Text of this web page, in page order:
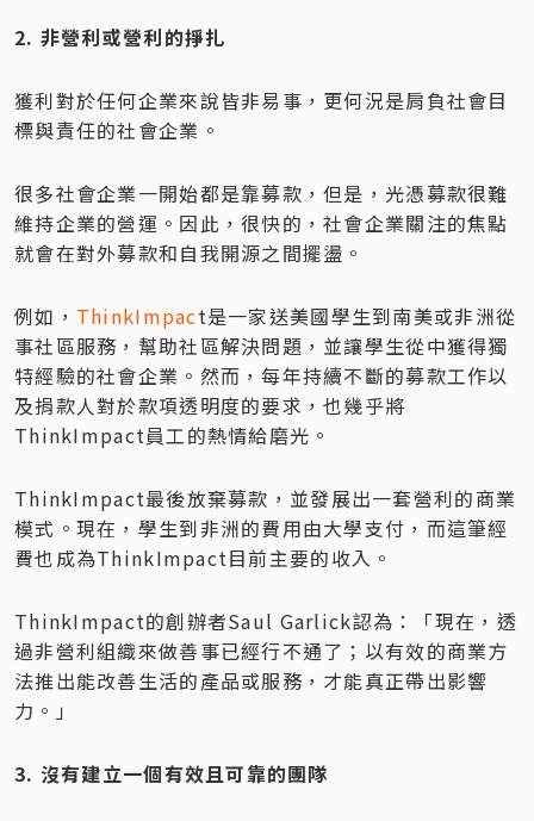
2. 非營利或營利的掙扎
獲利對於任何企業來說皆非易事，更何況是肩負社會目
標與責任的社會企業。
很多社會企業一開始都是靠募款，但是，光憑募款很難
維持企業的營運。因此，很快的，社會企業關注的焦點
就會在對外募款和自我開源之間擺盪。
例如， ThinkImpact是一家送美國學生到南美或非洲從
事社區服務，幫助社區解決問題，並讓學生從中獲得獨
特經驗的社會企業。然而，每年持續不斷的募款工作以
及捐款人對於款項透明度的要求，也幾乎將
ThinkImpact員工的熱情給磨光。
ThinkImpact最後放棄募款，並發展出一套營利的商業
模式。現在，學生到非洲的費用由大學支付，而這筆經
費也成為ThinkImpact目前主要的收入。
ThinkImpact的創辦者Saul Garlick認為：「現在，透
過非營利組織來做善事已經行不通了；以有效的商業方
法推出能改善生活的產品或服務，才能真正帶出影響
力。」
3. 沒有建立一個有效且可靠的團隊